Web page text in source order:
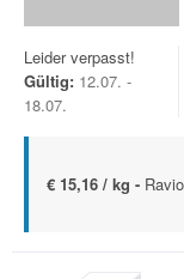
Leider verpasst!
Gültig: 12.07. -
18.07.
€ 15,16 / kg -